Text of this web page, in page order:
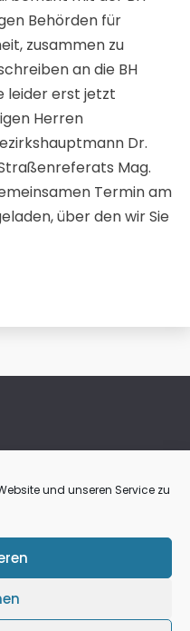
und unseren Service zu
Behörden für
zusammen zu
an die BH
leider erst jetzt
Herren
Dr.
Mag.
Termin am
über den wir Sie